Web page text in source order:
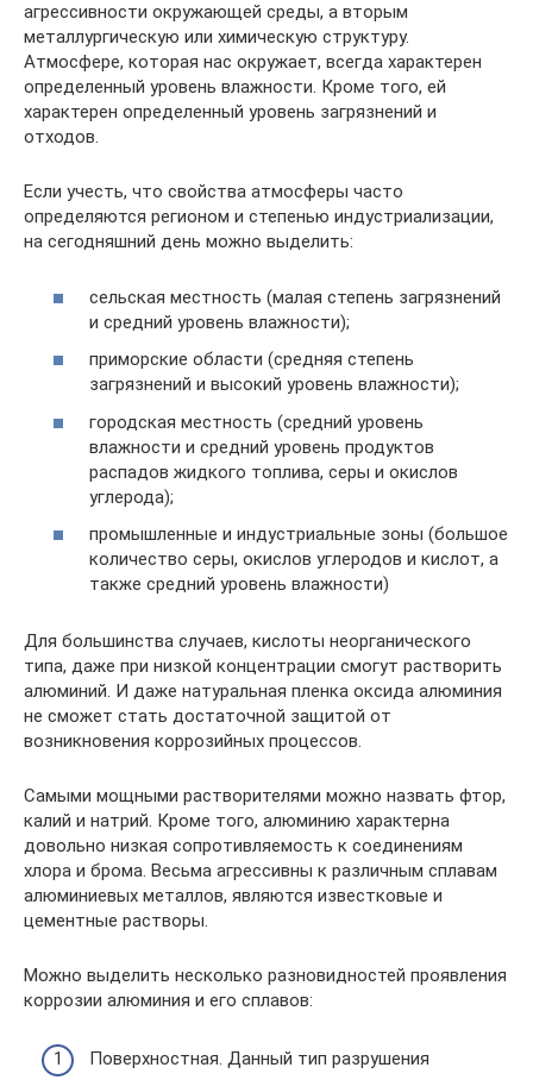
агрессивности окружающей среды, а вторым
металлургическую или химическую структуру.
Атмосфере, которая нас окружает, всегда характерен
определенный уровень влажности. Кроме того, ей
характерен определенный уровень загрязнений и
отходов.
Если учесть, что свойства атмосферы часто
определяются регионом и степенью индустриализации,
на сегодняшний день можно выделить:
сельская местность (малая степень загрязнений
и средний уровень влажности);
приморские области (средняя степень
загрязнений и высокий уровень влажности);
городская местность (средний уровень
влажности и средний уровень продуктов
распадов жидкого топлива, серы и окислов
углерода);
промышленные и индустриальные зоны (большое
количество серы, окислов углеродов и кислот, а
также средний уровень влажности)
Для большинства случаев, кислоты неорганического
типа, даже при низкой концентрации смогут растворить
алюминий. И даже натуральная пленка оксида алюминия
не сможет стать достаточной защитой от
возникновения коррозийных процессов.
Самыми мощными растворителями можно назвать фтор,
калий и натрий. Кроме того, алюминию характерна
довольно низкая сопротивляемость к соединениям
хлора и брома. Весьма агрессивны к различным сплавам
алюминиевых металлов, являются известковые и
цементные растворы.
Можно выделить несколько разновидностей проявления
коррозии алюминия и его сплавов:
Поверхностная. Данный тип разрушения